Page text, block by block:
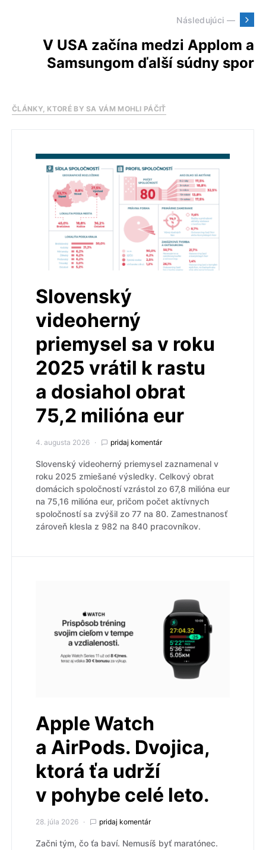
Následujúci —
V USA začína medzi Applom a
Samsungom ďalší súdny spor
ČLÁNKY, KTORÉ BY SA VÁM MOHLI PÁČIŤ
Slovenský
videoherný
priemysel sa v roku
2025 vrátil k rastu
a dosiahol obrat
75,2 milióna eur
4. augusta 2026 pridaj komentár
Slovenský videoherný priemysel zaznamenal v
roku 2025 zmiešané výsledky. Celkový obrat
domácich spoločností vzrástol zo 67,8 milióna eur
na 75,16 milióna eur, pričom počet aktívnych
spoločností sa zvýšil zo 77 na 80. Zamestnanosť
zároveň klesla z 982 na 840 pracovníkov.
Apple Watch
a AirPods. Dvojica,
ktorá ťa udrží
v pohybe celé leto.
28. júla 2026 pridaj komentár
Začni tým, čo ťa baví. Nemusíš byť maratónec.